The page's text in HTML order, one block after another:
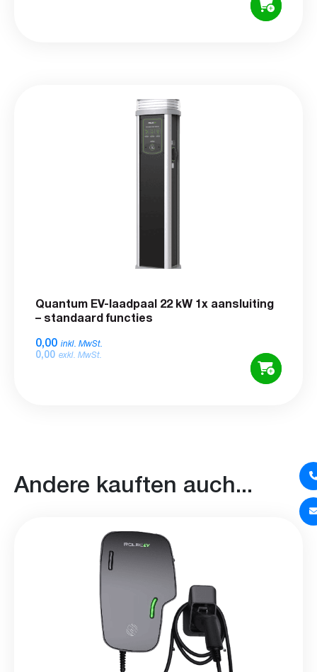
Quantum EV-laadpaal 22 kW 1x aansluiting
– standaard functies
0,00 inkl. MwSt.
0,00 exkl. MwSt.
Andere kauften auch...